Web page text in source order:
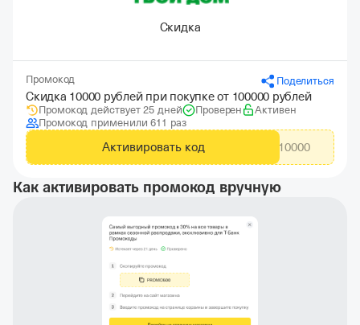
Скидка
Промокод Поделиться
Скидка 10000 рублей при покупке от 100000 рублей
Промокод действует 25 дней Проверен
Активен
Промокод применили 611 раз
Активировать код TDW10000
Как активировать промокод вручную